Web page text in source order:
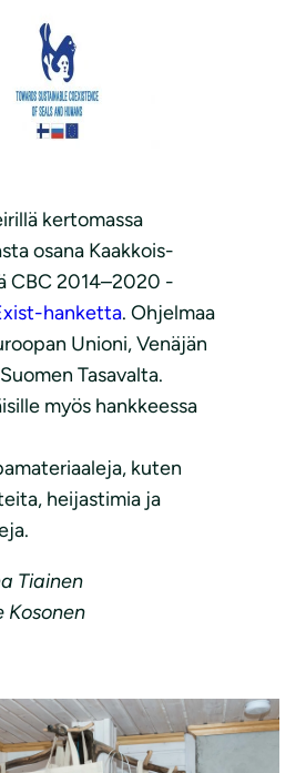
kertomassa
osana Kaakkois-
CBC 2014–2020 -
hanketta. Ohjelmaa
Unioni, Venäjän
Tasavalta.
myös hankkeessa
kuten
heijastimia ja
Tiainen
Kosonen